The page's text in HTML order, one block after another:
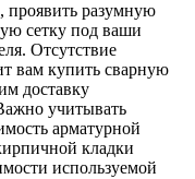
проявить разумную
сетку под ваши
Отсутствие
вам купить сварную
доставку
учитывать
арматурной
кладки
используемой